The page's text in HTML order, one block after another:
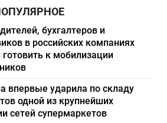
бухгалтеров и
в российских компаниях
готовить к мобилизации
впервые ударила по складу
одной из крупнейших
сетей супермаркетов